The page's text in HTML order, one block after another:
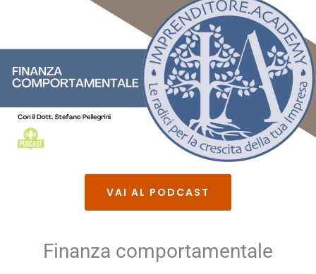
VAI AL PODCAST
Finanza comportamentale